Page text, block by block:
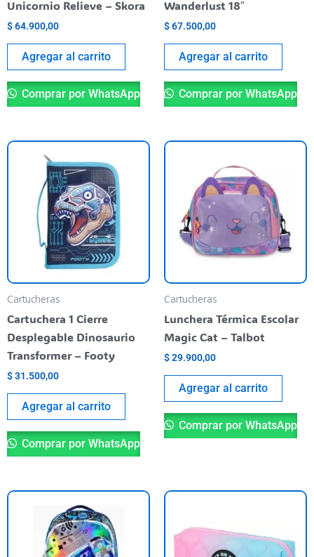
Unicornio Relieve – Skora
$64.900,00
Agregar al carrito
Comprar por WhatsApp
Wanderlust 18″
$67.500,00
Agregar al carrito
Comprar por WhatsApp
Cartucheras
Cartuchera 1 Cierre
Desplegable Dinosaurio
Transformer – Footy
$31.500,00
Agregar al carrito
Comprar por WhatsApp
Cartucheras
Lunchera Térmica Escolar
Magic Cat – Talbot
$29.900,00
Agregar al carrito
Comprar por WhatsApp